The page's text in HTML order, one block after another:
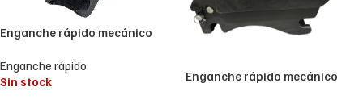
Enganche rápido mecánico
Enganche rápido
Sin stock
Enganche rápido mecánico